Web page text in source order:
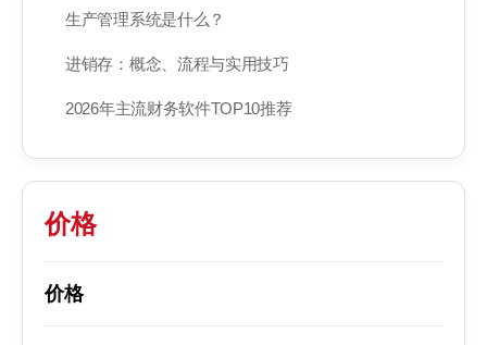
生产管理系统是什么？
进销存：概念、流程与实用技巧
2026年主流财务软件TOP10推荐
价格
价格